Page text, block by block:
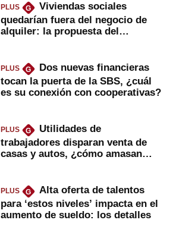
PLUS G
Viviendas sociales
quedarían fuera del negocio de
alquiler: la propuesta del
PLUS G
Dos nuevas financieras
tocan la puerta de la SBS, ¿cuál
es su conexión con cooperativas?
PLUS G
Utilidades de
trabajadores disparan venta de
casas y autos, ¿cómo amasan
PLUS G
Alta oferta de talentos
para ‘estos niveles’ impacta en el
aumento de sueldo: los detalles